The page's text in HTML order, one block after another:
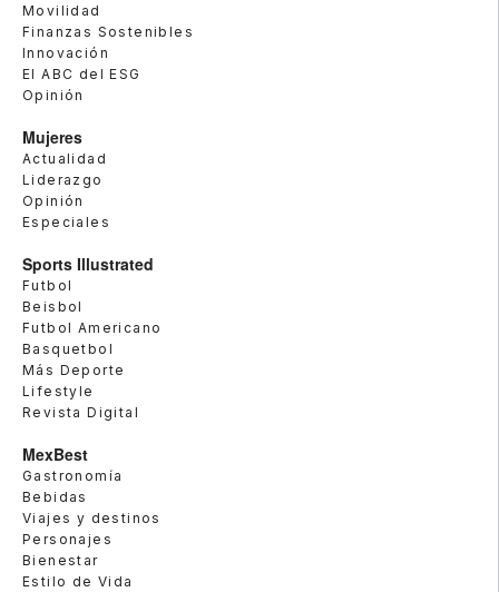
Movilidad
Finanzas Sostenibles
Innovación
El ABC del ESG
Opinión
Mujeres
Actualidad
Liderazgo
Opinión
Especiales
Sports Illustrated
Futbol
Beisbol
Futbol Americano
Basquetbol
Más Deporte
Lifestyle
Revista Digital
MexBest
Gastronomía
Bebidas
Viajes y destinos
Personajes
Bienestar
Estilo de Vida